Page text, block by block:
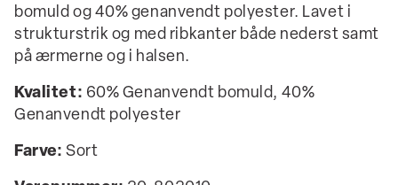
bomuld og 40% genanvendt polyester. Lavet i
strukturstrik og med ribkanter både nederst samt
på ærmerne og i halsen.
Kvalitet: 60% Genanvendt bomuld, 40%
Genanvendt polyester
Farve: Sort